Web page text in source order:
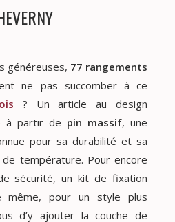
généreuses, 77 rangements
ne pas succomber à ce
? Un article au design
à partir de pin massif, une
pour sa durabilité et sa
température. Pour encore
sécurité, un kit de fixation
même, pour un style plus
d’y ajouter la couche de